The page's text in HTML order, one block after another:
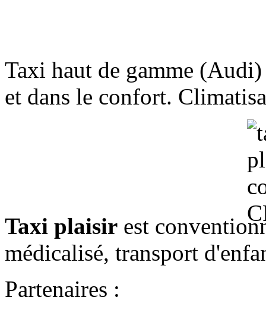
Taxi haut de gamme
et dans le confort.
Taxi plaisir est
médicalisé, transport
Partenaires :